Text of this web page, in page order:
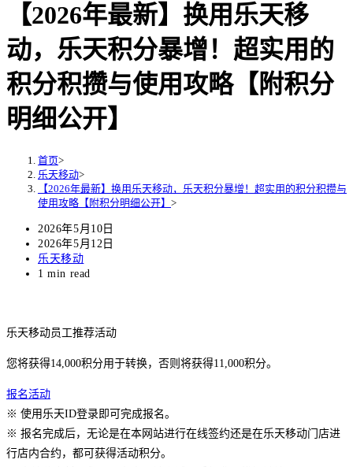
【2026年最新】换用乐天移
动，乐天积分暴增！超实用的
积分积攒与使用攻略【附积分
明细公开】
首页>
乐天移动>
【2026年最新】换用乐天移动，乐天积分暴增！超实用的积分积攒与
使用攻略【附积分明细公开】 >
Post
published:
2026年5月10日
Post
last
modified:
2026年5月12日
Post
category:
乐天移动
Reading
1 min read
乐天移动员工推荐活动
您将获得14,000积分用于转换，否则将获得11,000积分。
报名活动
※ 使用乐天ID登录即可完成报名。
※ 报名完成后，无论是在本网站进行在线签约还是在乐天移动门店进
行店内合约，都可获得活动积分。